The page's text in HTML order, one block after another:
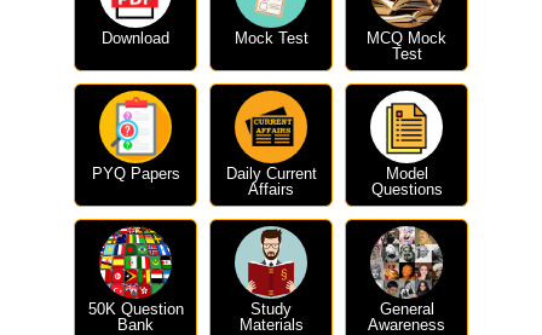
Download Mock Test
MCQ Mock
Test
PYQ Papers
Daily Current
Affairs
Model
Questions
50K Question
Bank
Study
Materials
General
Awareness